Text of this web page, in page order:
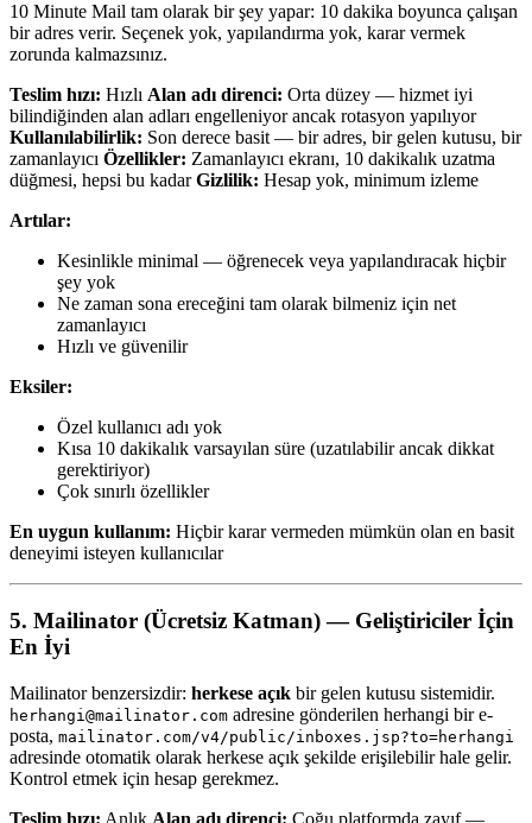
10 Minute Mail tam olarak bir şey yapar: 10 dakika boyunca çalışan
bir adres verir. Seçenek yok, yapılandırma yok, karar vermek
zorunda kalmazsınız.
Teslim hızı: Hızlı Alan adı direnci: Orta düzey — hizmet iyi
bilindiğinden alan adları engelleniyor ancak rotasyon yapılıyor
Kullanılabilirlik: Son derece basit — bir adres, bir gelen kutusu, bir
zamanlayıcı Özellikler: Zamanlayıcı ekranı, 10 dakikalık uzatma
düğmesi, hepsi bu kadarGizlilik: Hesap yok, minimum izleme
Artılar:
Kesinlikle minimal — öğrenecek veya yapılandıracak hiçbir
şey yok
Ne zaman sona ereceğini tam olarak bilmeniz için net
zamanlayıcı
Hızlı ve güvenilir
Eksiler:
Özel kullanıcı adı yok
Kısa 10 dakikalık varsayılan süre (uzatılabilir ancak dikkat
gerektiriyor)
Çok sınırlı özellikler
En uygun kullanım: Hiçbir karar vermeden mümkün olan en basit
deneyimi isteyen kullanıcılar
5. Mailinator (Ücretsiz Katman) — Geliştiriciler İçin
En İyi
Mailinator benzersizdir: herkese açık bir gelen kutusu sistemidir.
herhangi@mailinator.com adresine gönderilen herhangi bir e-
posta, mailinator.com/v4/public/inboxes.jsp?to=herhangi
adresinde otomatik olarak herkese açık şekilde erişilebilir hale gelir.
Kontrol etmek için hesap gerekmez.
Teslim hızı: Anlık Alan adı direnci: Çoğu platformda zayıf —